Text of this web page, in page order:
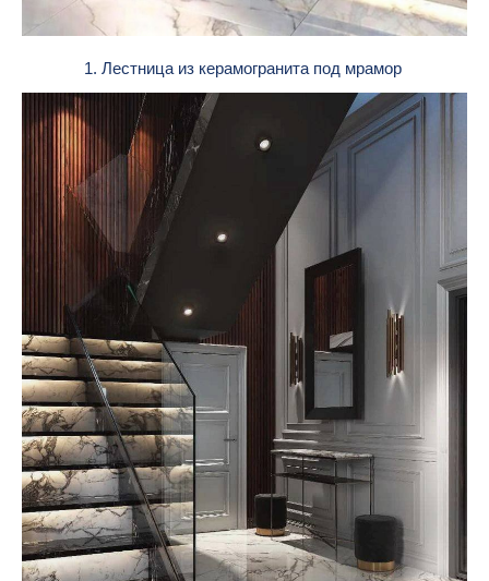
1. Лестница из керамогранита под мрамор